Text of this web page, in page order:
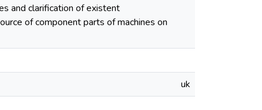
and clarification of existent
of component parts of machines on
uk